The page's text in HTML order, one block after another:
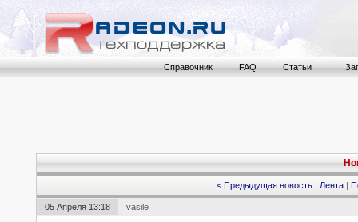
Справочник FAQ Статьи
< Предыдущая новость | Лента |
05 Апреля 13:18 vasile